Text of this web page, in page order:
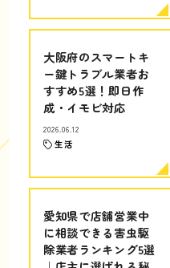
大阪府のスマートキ
ー鍵トラブル業者お
すすめ5選！即日作
成・イモビ対応
2026.06.12
生活
愛知県で店舗営業中
に相談できる害虫駆
除業者ランキング5選